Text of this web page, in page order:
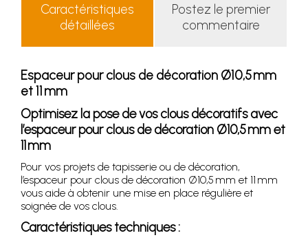
Caractéristiques
détaillées
Postez le premier
commentaire
Espaceur pour clous de décoration Ø10,5 mm
et 11 mm
Optimisez la pose de vos clous décoratifs avec
l’espaceur pour clous de décoration Ø10,5 mm et
11 mm
Pour vos projets de tapisserie ou de décoration,
l’espaceur pour clous de décoration Ø10,5 mm et 11 mm
vous aide à obtenir une mise en place régulière et
soignée de vos clous.
Caractéristiques techniques :